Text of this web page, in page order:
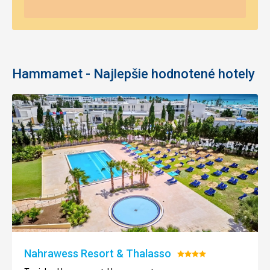
Hammamet - Najlepšie hodnotené hotely
Nahrawess Resort & Thalasso Hodnotenie: